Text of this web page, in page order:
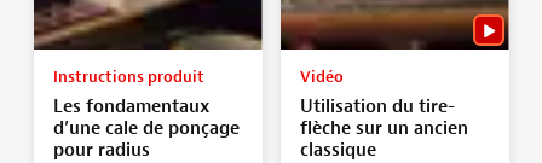
Instructions produit
Les fondamentaux
d’une cale de ponçage
pour radius
Vidéo
Utilisation du tire-
flèche sur un ancien
classique